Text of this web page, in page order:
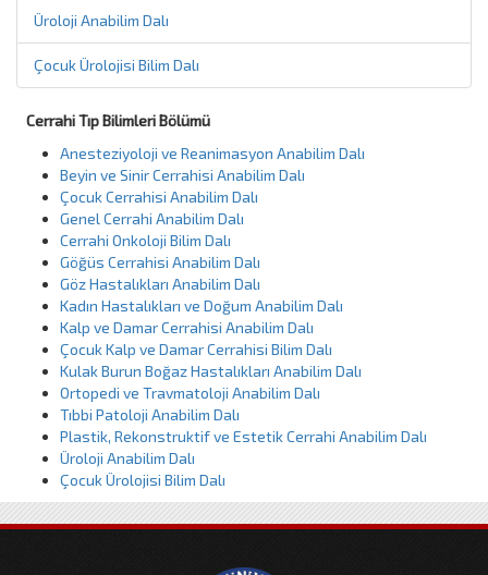
Üroloji Anabilim Dalı
Çocuk Ürolojisi Bilim Dalı
Cerrahi Tıp Bilimleri Bölümü
Anesteziyoloji ve Reanimasyon Anabilim Dalı
Beyin ve Sinir Cerrahisi Anabilim Dalı
Çocuk Cerrahisi Anabilim Dalı
Genel Cerrahi Anabilim Dalı
Cerrahi Onkoloji Bilim Dalı
Göğüs Cerrahisi Anabilim Dalı
Göz Hastalıkları Anabilim Dalı
Kadın Hastalıkları ve Doğum Anabilim Dalı
Kalp ve Damar Cerrahisi Anabilim Dalı
Çocuk Kalp ve Damar Cerrahisi Bilim Dalı
Kulak Burun Boğaz Hastalıkları Anabilim Dalı
Ortopedi ve Travmatoloji Anabilim Dalı
Tıbbi Patoloji Anabilim Dalı
Plastik, Rekonstruktif ve Estetik Cerrahi Anabilim Dalı
Üroloji Anabilim Dalı
Çocuk Ürolojisi Bilim Dalı